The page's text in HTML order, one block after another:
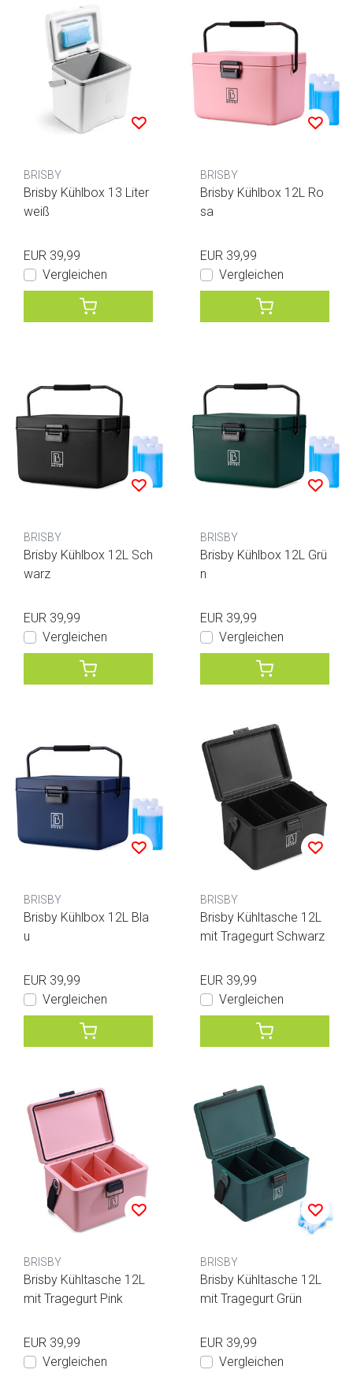
BRISBY
Brisby Kühlbox 13 Liter
weiß
EUR 39,99
Vergleichen
BRISBY
Brisby Kühlbox 12L Ro
sa
EUR 39,99
Vergleichen
BRISBY
Brisby Kühlbox 12L Sch
warz
EUR 39,99
Vergleichen
BRISBY
Brisby Kühlbox 12L Grü
n
EUR 39,99
Vergleichen
BRISBY
Brisby Kühlbox 12L Bla
u
EUR 39,99
Vergleichen
BRISBY
Brisby Kühltasche 12L
mit Tragegurt Schwarz
EUR 39,99
Vergleichen
BRISBY
Brisby Kühltasche 12L
mit Tragegurt Pink
EUR 39,99
Vergleichen
BRISBY
Brisby Kühltasche 12L
mit Tragegurt Grün
EUR 39,99
Vergleichen